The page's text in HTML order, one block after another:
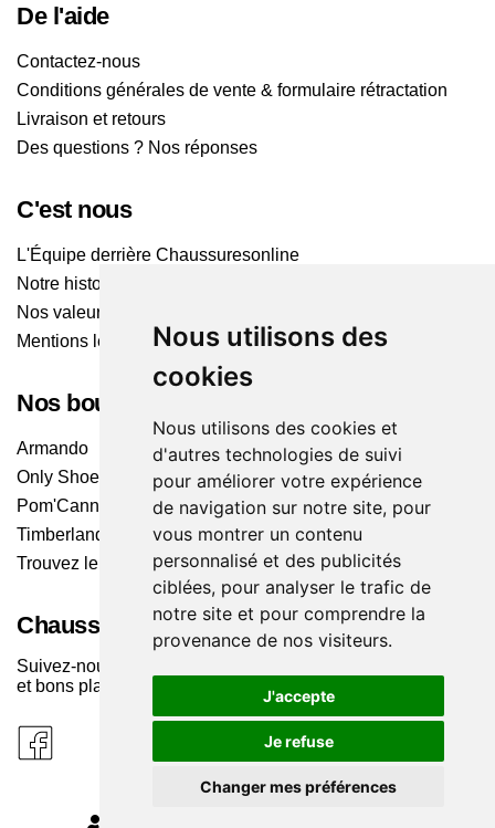
Nous utilisons des
cookies
Nous utilisons des cookies et
d'autres technologies de suivi
pour améliorer votre expérience
de navigation sur notre site, pour
vous montrer un contenu
personnalisé et des publicités
ciblées, pour analyser le trafic de
notre site et pour comprendre la
provenance de nos visiteurs.
J'accepte
Je refuse
Changer mes préférences
De l'aide
Contactez-nous
Conditions générales de vente & formulaire rétractation
Livraison et retours
Des questions ? Nos réponses
C'est nous
L'Équipe derrière Chaussuresonline
Notre histoire
Nos valeurs
Mentions légales
Nos boutiques
Armando
Only Shoes
Pom'Cannelle
Timberland
Trouvez le magasin le plus proche
Chaussuresonline sur les Médias sociaux
Suivez-nous sur les réseaux pour les dernières tendances
et bons plans !